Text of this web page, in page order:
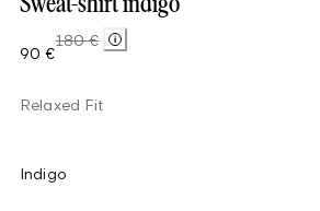
90 €
180 €
Relaxed Fit
Indigo